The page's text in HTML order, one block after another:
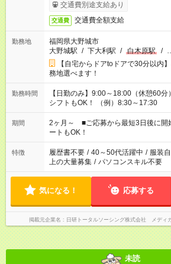
交通費別途支給あり
交通費 交通費全額支給
勤務地
福岡県大野城市
大野城駅 / 下大利駅 / 白木原駅 /
【自宅からドアtoドアで30分以内
務地選べます！
勤務時間
【日勤のみ】9:00～18:00（休憩60分） ■ご希望があればその
シフトもOK！ （例）8:30～
「家族とお休みを合わせたい」 「で
など、あなたのご希望に沿ったお仕事を
ーク希望の方へ 今ご覧のお仕事で希
のお仕事の勤務時間。 合計で週40時
ません
期間
2ヶ月～ ■ご応募から最短3日後に
ートもOK！
特徴 履歴書不要 / 40～50代活躍中 / 服装
上の大量募集 / パソコンスキル不要
気になる！ 応募する
掲載元企業名 日研トータルソーシング株式会社 メディ
未読